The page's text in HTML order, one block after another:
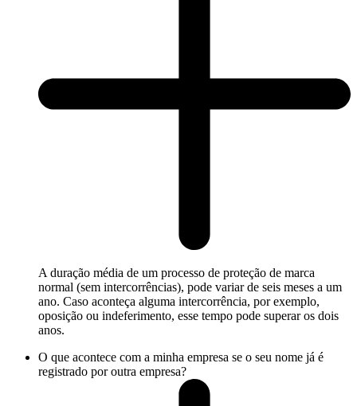
A duração média de um processo de proteção de marca
normal (sem intercorrências), pode variar de seis meses a um
ano. Caso aconteça alguma intercorrência, por exemplo,
oposição ou indeferimento, esse tempo pode superar os dois
anos.
O que acontece com a minha empresa se o seu nome já é
registrado por outra empresa?